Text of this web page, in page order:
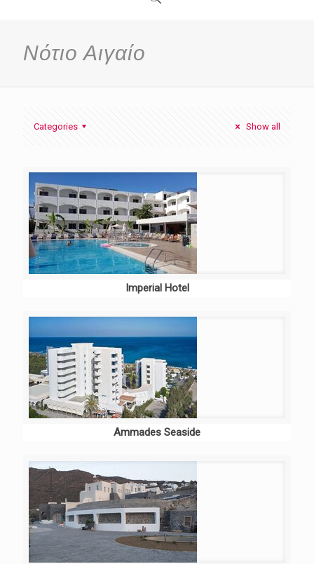
Νότιο Αιγαίο
Categories Show all
Imperial Hotel
Ammades Seaside